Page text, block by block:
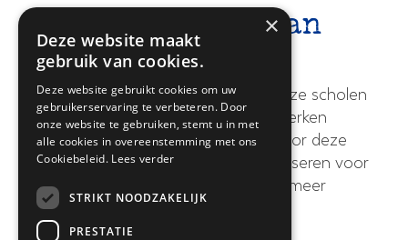
De Meerwaarde van
Trinamiek
Trinamiek heeft 25 basisscholen. Deze scholen
hebben een gezamenlijke visie en werken
‘Samen voor Boeiend onderwijs’. Door deze
samenwerking kunnen we meer realiseren voor
leerlingen en leerkrachten. Kijk voor meer
informatie op onze website
×
Deze website maakt
gebruik van cookies.
Deze website gebruikt cookies om uw
gebruikerservaring te verbeteren. Door
onze website te gebruiken, stemt u in met
alle cookies in overeenstemming met ons
Cookiebeleid. Lees verder
STRIKT NOODZAKELIJK
PRESTATIE